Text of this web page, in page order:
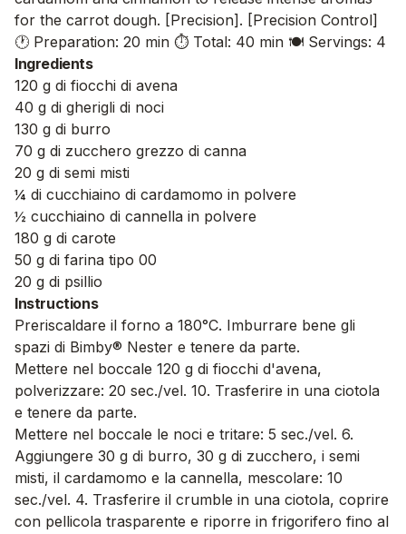
for the carrot dough. [Precision]. [Precision Control]
🕐 Preparation: 20 min ⏱️ Total: 40 min 🍽️ Servings: 4
Ingredients
120 g di fiocchi di avena
40 g di gherigli di noci
130 g di burro
70 g di zucchero grezzo di canna
20 g di semi misti
¼ di cucchiaino di cardamomo in polvere
½ cucchiaino di cannella in polvere
180 g di carote
50 g di farina tipo 00
20 g di psillio
Instructions
Preriscaldare il forno a 180°C. Imburrare bene gli
spazi di Bimby® Nester e tenere da parte.
Mettere nel boccale 120 g di fiocchi d'avena,
polverizzare: 20 sec./vel. 10. Trasferire in una ciotola
e tenere da parte.
Mettere nel boccale le noci e tritare: 5 sec./vel. 6.
Aggiungere 30 g di burro, 30 g di zucchero, i semi
misti, il cardamomo e la cannella, mescolare: 10
sec./vel. 4. Trasferire il crumble in una ciotola, coprire
con pellicola trasparente e riporre in frigorifero fino al